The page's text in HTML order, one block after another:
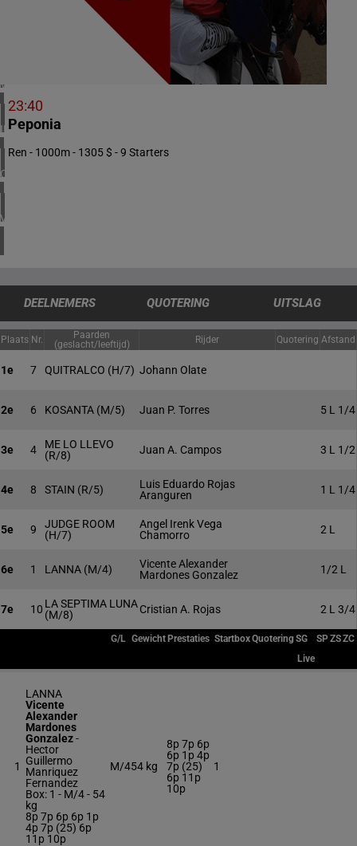
VERENIGD KONINKRIJK
4 meeting(s)
IERLAND
1 meeting(s)
CHILI
1 meeting(s)
VERENIGDE STATEN
4 meeting(s)
23:40
Peponia
Ren - 1000m - 1305 $ - 9 Starters
DEELNEMERS QUOTERING UITSLAG
Plaats Nr.
Paarden
(geslacht/leeftijd)
Rijder Quotering Afstand
1e 7 QUITRALCO (H/7) Johann Olate
2e 6 KOSANTA (M/5) Juan P. Torres 5 L 1/4
3e 4
ME LO LLEVO
(R/8)
Juan A. Campos 3 L 1/2
4e 8 STAIN (R/5)
Luis Eduardo Rojas
Aranguren
1 L 1/4
5e 9
JUDGE ROOM
(H/7)
Angel Irenk Vega
Chamorro
2 L
6e 1 LANNA (M/4)
Vicente Alexander
Mardones Gonzalez
1/2 L
7e 10 LA SEPTIMA LUNA
(M/8)
Cristian A. Rojas 2 L 3/4
G/L Gewicht Prestaties StartboxQuoteringSG SPZSZC
Live
1
LANNA
Vicente
Alexander
Mardones
Gonzalez-
Hector
Guillermo
Manriquez
Fernandez
Box: 1 - M/4 - 54
kg
8p 7p 6p 6p 1p
4p 7p (25) 6p
11p 10p
M/454 kg
8p 7p 6p
6p 1p 4p
7p (25)
6p 11p
10p
1